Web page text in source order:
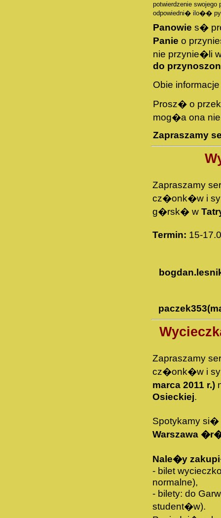
potwierdzenie
odpowiedni� ilo��
Panowie s�
Panie o
nie przynie�li
do
Obie
Prosz� o
mog�a ona
Zapraszamy
Zapraszamy
cz�onk�w i
g�rsk� w
Termin: 15-
Zapraszamy
cz�onk�w i
marca 2011 r.)
Osieckiej.
Spotykamy
Warszawa
Nale�y
- bilet
normalne),
- bilety: do
student�w).